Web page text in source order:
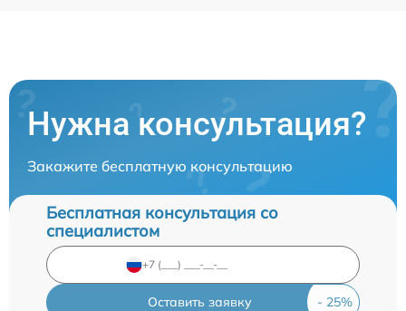
Нужна консультация?
Закажите бесплатную консультацию
Бесплатная консультация со
специалистом
Оставить заявку